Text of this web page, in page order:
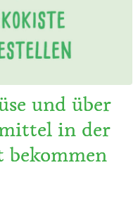
und über
in der
bekommen